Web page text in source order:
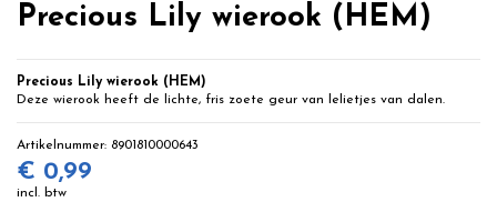
Precious Lily wierook (HEM)
Precious Lily wierook (HEM)
Deze wierook heeft de lichte, fris zoete geur van lelietjes van dalen.
Artikelnummer: 8901810000643
€ 0,99
incl. btw